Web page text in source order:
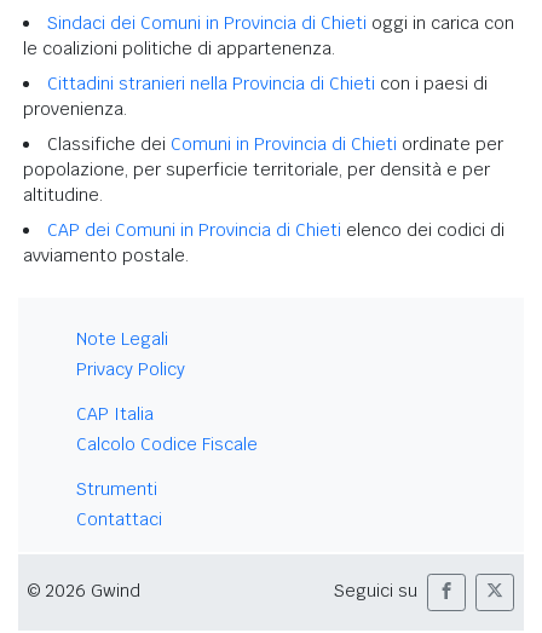
Sindaci dei Comuni in Provincia di Chieti oggi in carica con
le coalizioni politiche di appartenenza.
Cittadini stranieri nella Provincia di Chieti con i paesi di
provenienza.
Classifiche dei Comuni in Provincia di Chieti ordinate per
popolazione, per superficie territoriale, per densità e per
altitudine.
CAP dei Comuni in Provincia di Chieti elenco dei codici di
avviamento postale.
Note Legali
Privacy Policy
CAP Italia
Calcolo Codice Fiscale
Strumenti
Contattaci
© 2026 Gwind Seguici su